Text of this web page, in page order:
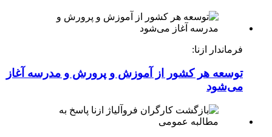
فرماندار ازنا:
توسعه هر کشور از آموزش و پرورش و مدرسه آغاز
می‌شود